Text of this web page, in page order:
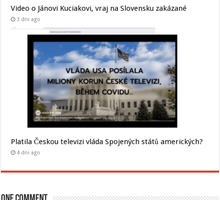
Video o Jánovi Kuciakovi, vraj na Slovensku zakázané
3 dni ago
Platila Českou televizi vláda Spojených států amerických?
4 dni ago